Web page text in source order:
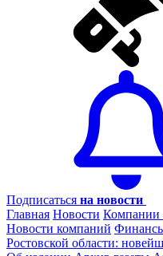
Подписаться на новости
Главная Новости Компании
Новости компаний
Ростовской области: